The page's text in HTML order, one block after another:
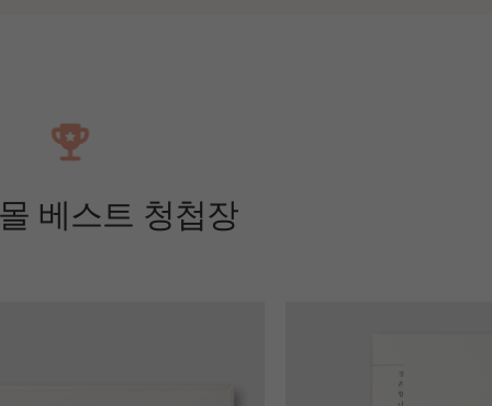
베스트 청첩장